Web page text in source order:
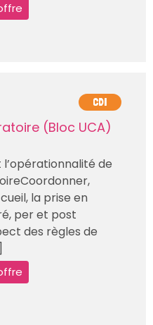
CDI
(Bloc UCA)
de
la prise en
per et post
des règles de